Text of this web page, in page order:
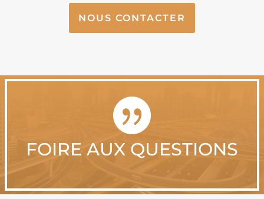
NOUS CONTACTER

FOIRE AUX QUESTIONS